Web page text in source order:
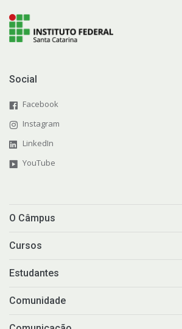
Social
Facebook
Instagram
LinkedIn
YouTube
O Câmpus
Cursos
Estudantes
Comunidade